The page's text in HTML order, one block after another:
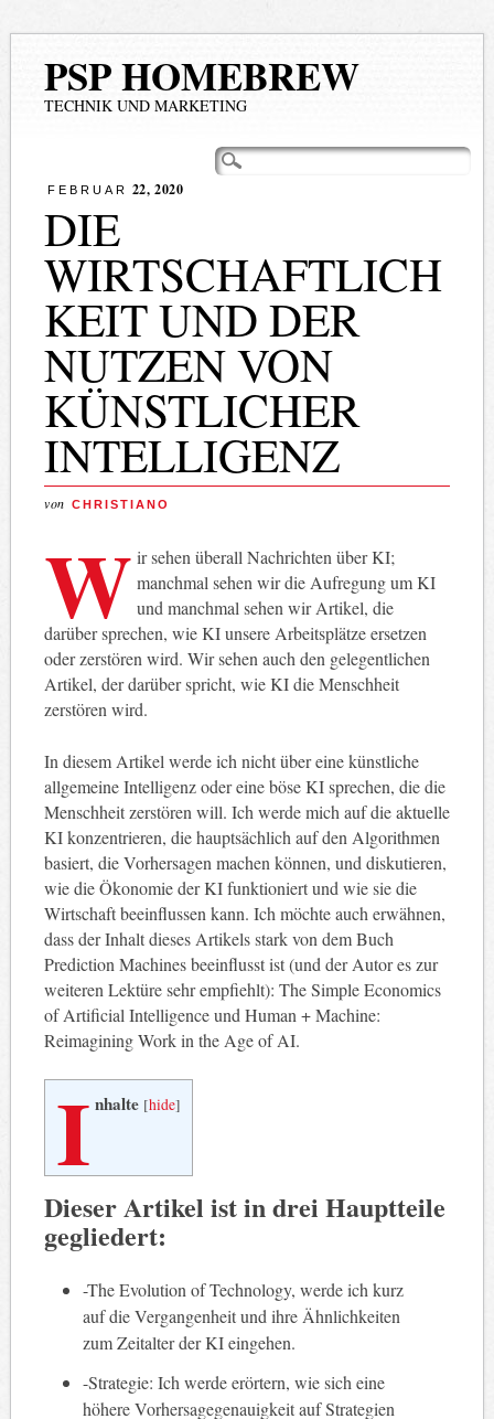
PSP HOMEBREW
TECHNIK UND MARKETING
springenFEBRUAR 22, 2020
DIE
WIRTSCHAFTLICH
KEIT UND DER
NUTZEN VON
KÜNSTLICHER
INTELLIGENZ
von CHRISTIANO
W ir sehen überall Nachrichten über KI;
manchmal sehen wir die Aufregung um KI
und manchmal sehen wir Artikel, die
darüber sprechen, wie KI unsere Arbeitsplätze ersetzen
oder zerstören wird. Wir sehen auch den gelegentlichen
Artikel, der darüber spricht, wie KI die Menschheit
zerstören wird.
In diesem Artikel werde ich nicht über eine künstliche
allgemeine Intelligenz oder eine böse KI sprechen, die die
Menschheit zerstören will. Ich werde mich auf die aktuelle
KI konzentrieren, die hauptsächlich auf den Algorithmen
basiert, die Vorhersagen machen können, und diskutieren,
wie die Ökonomie der KI funktioniert und wie sie die
Wirtschaft beeinflussen kann. Ich möchte auch erwähnen,
dass der Inhalt dieses Artikels stark von dem Buch
Prediction Machines beeinflusst ist (und der Autor es zur
weiteren Lektüre sehr empfiehlt): The Simple Economics
of Artificial Intelligence und Human + Machine:
Reimagining Work in the Age of AI.
I nhalte [hide]
Dieser Artikel ist in drei Hauptteile
gegliedert:
-The Evolution of Technology, werde ich kurz
auf die Vergangenheit und ihre Ähnlichkeiten
zum Zeitalter der KI eingehen.
-Strategie: Ich werde erörtern, wie sich eine
höhere Vorhersagegenauigkeit auf Strategien